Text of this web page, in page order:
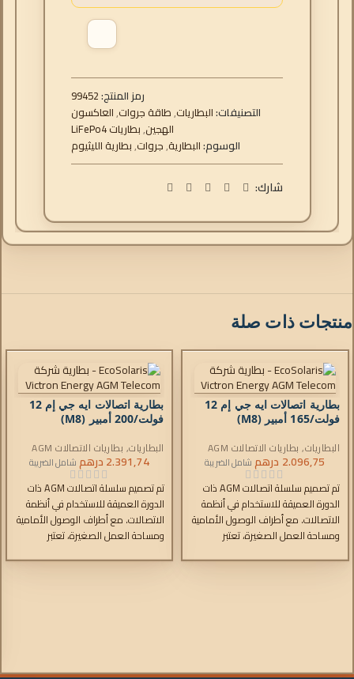
رمز المنتج:99452
التصنيفات:البطاريات,طاقة جروات,العاكسون
الهجين,بطاريات LiFePo4
الوسوم:البطارية,جروات,بطارية الليثيوم
شارك:
منتجات ذات صلة
بطارية اتصالات ايه جي إم 12
فولت/165 أمبير (M8)
البطاريات, بطاريات الاتصالات AGM
2.096,75 درهم شامل الضريبة
تم تصميم سلسلة اتصالات AGM ذات
الدورة العميقة للاستخدام في أنظمة
الاتصالات. مع أطراف الوصول الأمامية
ومساحة العمل الصغيرة، تعتبر
الأرفف. وبالمثل، يمكن لهذه البطاريات
بطارية اتصالات ايه جي إم 12
فولت/200 أمبير (M8)
البطاريات, بطاريات الاتصالات AGM
2.391,74درهمشامل الضريبة
تم تصميم سلسلة اتصالات AGM ذات
الدورة العميقة للاستخدام في أنظمة
الاتصالات. مع أطراف الوصول الأمامية
ومساحة العمل الصغيرة، تعتبر
الأرفف. وبالمثل، يمكن لهذه البطاريات